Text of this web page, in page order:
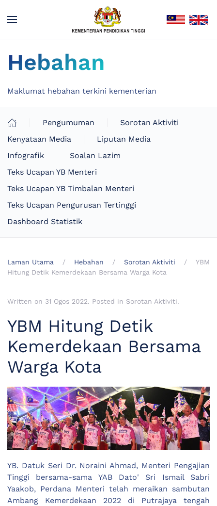
Hebahan
Maklumat hebahan terkini kementerian
Pengumuman
Sorotan Aktiviti
Kenyataan Media
Liputan Media
Infografik
Soalan Lazim
Teks Ucapan YB Menteri
Teks Ucapan YB Timbalan Menteri
Teks Ucapan Pengurusan Tertinggi
Dashboard Statistik
Laman Utama Hebahan Sorotan Aktiviti
YBM
Hitung Detik Kemerdekaan Bersama Warga Kota
Written on 31 Ogos 2022. Posted in Sorotan Aktiviti.
YBM Hitung Detik
Kemerdekaan Bersama
Warga Kota
YB. Datuk Seri Dr. Noraini Ahmad, Menteri Pengajian
Tinggi bersama-sama YAB Dato' Sri Ismail Sabri
Yaakob, Perdana Menteri telah meraikan sambutan
Ambang Kemerdekaan 2022 di Putrajaya tengah